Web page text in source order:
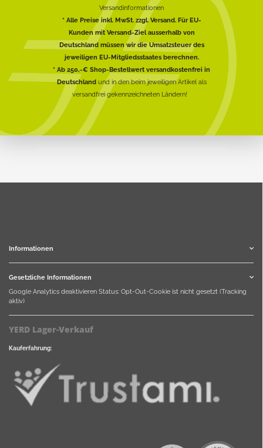
Versandinformationen
* Alle Preise inkl. MwSt. zzgl. Versand. Für EU-
Kunden mit Versand-Ziel ausserhalb von
Deutschland müssen wir die Umsatzsteuer des
jeweiligen EU-Mitgliedsstaates berechnen.
* Ab 250,-€ Shop-Bestellwert versandkostenfrei in
Deutschlandund in den beim jeweiligen Artikel als
versandfrei gekennzeichneten Ländern!
Informationen
Gesetzliche Informationen
Google Analytics deaktivieren Status: Opt-Out-Cookie ist nicht gesetzt (Tracking
aktiv)
YERD Lager-Verkauf
Kauferfahrung: